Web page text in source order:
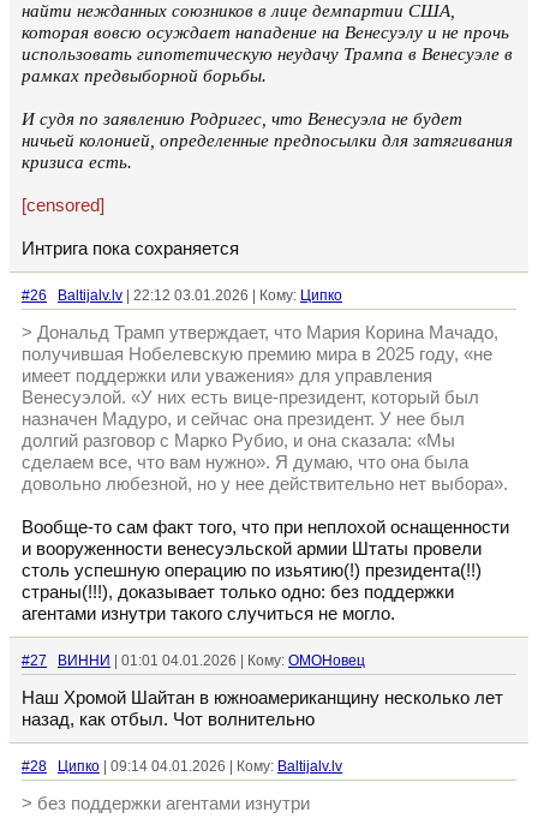
найти нежданных союзников в лице демпартии США,
которая вовсю осуждает нападение на Венесуэлу и не прочь
использовать гипотетическую неудачу Трампа в Венесуэле в
рамках предвыборной борьбы.
И судя по заявлению Родригес, что Венесуэла не будет
ничьей колонией, определенные предпосылки для затягивания
кризиса есть.
[censored]
Интрига пока сохраняется
#26 Baltijalv.lv | 22:12 03.01.2026 | Кому: Ципко
> Дональд Трамп утверждает, что Мария Корина Мачадо,
получившая Нобелевскую премию мира в 2025 году, «не
имеет поддержки или уважения» для управления
Венесуэлой. «У них есть вице-президент, который был
назначен Мадуро, и сейчас она президент. У нее был
долгий разговор с Марко Рубио, и она сказала: «Мы
сделаем все, что вам нужно». Я думаю, что она была
довольно любезной, но у нее действительно нет выбора».
Вообще-то сам факт того, что при неплохой оснащенности
и вооруженности венесуэльской армии Штаты провели
столь успешную операцию по изьятию(!) президента(!!)
страны(!!!), доказывает только одно: без поддержки
агентами изнутри такого случиться не могло.
#27 ВИННИ | 01:01 04.01.2026 | Кому: ОМОНовец
Наш Хромой Шайтан в южноамериканщину несколько лет
назад, как отбыл. Чот волнительно
#28 Ципко | 09:14 04.01.2026 | Кому: Baltijalv.lv
> без поддержки агентами изнутри